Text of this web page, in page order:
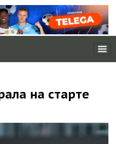
на старте